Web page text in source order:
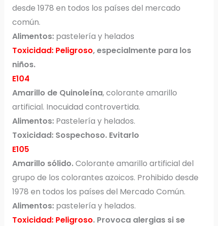
desde 1978 en todos los países del mercado
común.
Alimentos:pastelería y helados
Toxicidad: Peligroso, especialmente para los
niños.
E104
Amarillo de Quinoleína, colorante amarillo
artificial. Inocuidad controvertida.
Alimentos:Pastelería y helados.
Toxicidad: Sospechoso. Evitarlo
E105
Amarillo sólido.Colorante amarillo artificial del
grupo de los colorantes azoicos. Prohibido desde
1978 en todos los países del Mercado Común.
Alimentos:pastelería y helados.
Toxicidad: Peligroso. Provoca alergias si se